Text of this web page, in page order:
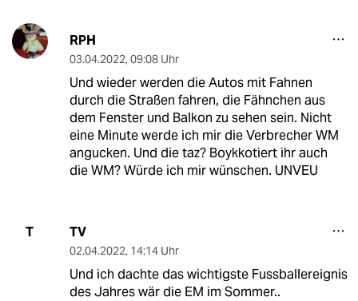
RPH
03.04.2022, 09:08 Uhr
Und wieder werden die Autos mit Fahnen
durch die Straßen fahren, die Fähnchen aus
dem Fenster und Balkon zu sehen sein. Nicht
eine Minute werde ich mir die Verbrecher WM
angucken. Und die taz? Boykkotiert ihr auch
die WM? Würde ich mir wünschen. UNVEU
T TV
02.04.2022, 14:14 Uhr
Und ich dachte das wichtigste Fussballereignis
des Jahres wär die EM im Sommer..